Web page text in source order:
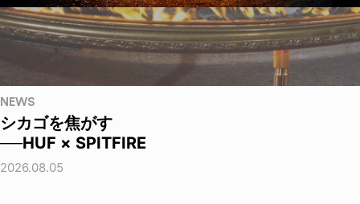
NEWS
シカゴを焦がす
──HUF × SPITFIRE
2026.08.05